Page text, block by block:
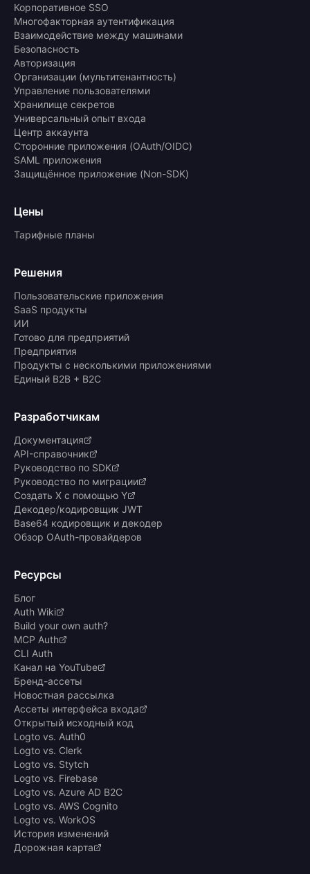
Корпоративное SSO
Многофакторная аутентификация
Взаимодействие между машинами
Безопасность
Авторизация
Организации (мультитенантность)
Управление пользователями
Хранилище секретов
Универсальный опыт входа
Центр аккаунта
Сторонние приложения (OAuth/OIDC)
SAML приложения
Защищённое приложение (Non-SDK)
Цены
Тарифные планы
Решения
Пользовательские приложения
SaaS продукты
ИИ
Готово для предприятий
Предприятия
Продукты с несколькими приложениями
Единый B2B + B2C
Разработчикам
Документация
API-справочник
Руководство по SDK
Руководство по миграции
Создать X с помощью Y
Декодер/кодировщик JWT
Base64 кодировщик и декодер
Обзор OAuth-провайдеров
Ресурсы
Блог
Auth Wiki
Build your own auth?
MCP Auth
CLI Auth
Канал на YouTube
Бренд-ассеты
Новостная рассылка
Ассеты интерфейса входа
Открытый исходный код
Logto vs. Auth0
Logto vs. Clerk
Logto vs. Stytch
Logto vs. Firebase
Logto vs. Azure AD B2C
Logto vs. AWS Cognito
Logto vs. WorkOS
История изменений
Дорожная карта